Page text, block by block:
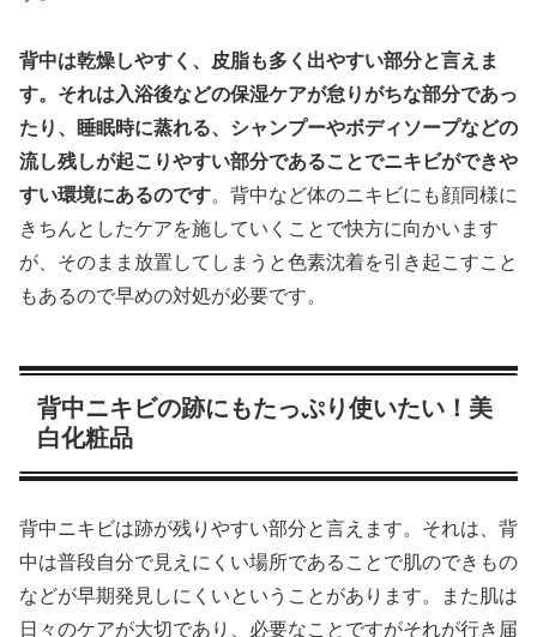
背中は乾燥しやすく、皮脂も多く出やすい部分と言えま
す。それは入浴後などの保湿ケアが怠りがちな部分であっ
たり、睡眠時に蒸れる、シャンプーやボディソープなどの
流し残しが起こりやすい部分であることでニキビができや
すい環境にあるのです。背中など体のニキビにも顔同様に
きちんとしたケアを施していくことで快方に向かいます
が、そのまま放置してしまうと色素沈着を引き起こすこと
もあるので早めの対処が必要です。
背中ニキビの跡にもたっぷり使いたい！美
白化粧品
背中ニキビは跡が残りやすい部分と言えます。それは、背
中は普段自分で見えにくい場所であることで肌のできもの
などが早期発見しにくいということがあります。また肌は
日々のケアが大切であり、必要なことですがそれが行き届